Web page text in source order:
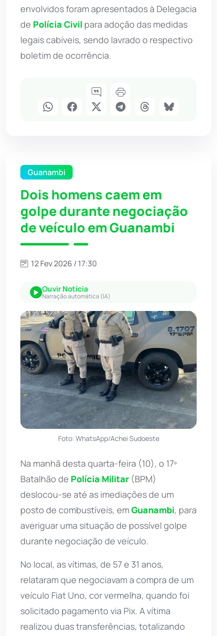
envolvidos foram apresentados à Delegacia
de Polícia Civil para adoção das medidas
legais cabíveis, sendo lavrado o respectivo
boletim de ocorrência.
Guanambi
Dois homens caem em
golpe durante negociação
de veículo em Guanambi
12 Fev 2026 / 17:30
Ouvir Notícia
Narração automática (IA)
Foto: WhatsApp/Achei Sudoeste
Na manhã desta quarta-feira (10), o 17º
Batalhão de Polícia Militar (BPM)
deslocou-se até as imediações de um
posto de combustíveis, emGuanambi, para
averiguar uma situação de possível golpe
durante negociação de veículo.
No local, as vítimas, de 57 e 31 anos,
relataram que negociavam a compra de um
veículo Fiat Uno, cor vermelha, quando foi
solicitado pagamento via Pix. A vítima
realizou duas transferências, totalizando